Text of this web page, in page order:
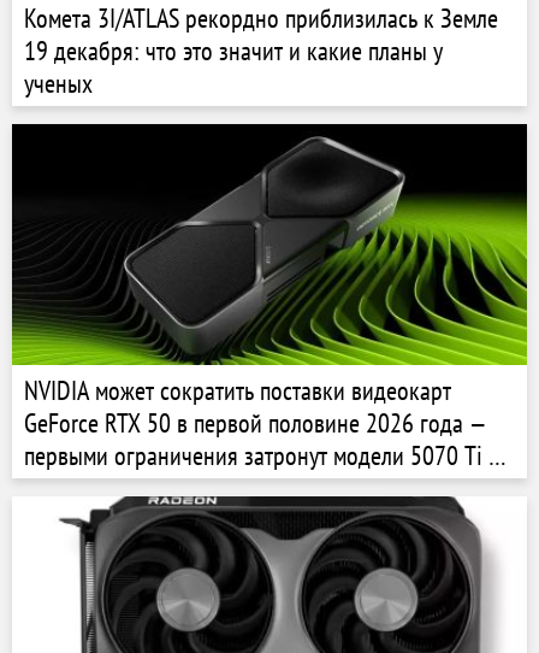
Комета 3I/ATLAS рекордно приблизилась к Земле
19 декабря: что это значит и какие планы у
ученых
NVIDIA может сократить поставки видеокарт
GeForce RTX 50 в первой половине 2026 года —
первыми ограничения затронут модели 5070 Ti и
5060 Ti